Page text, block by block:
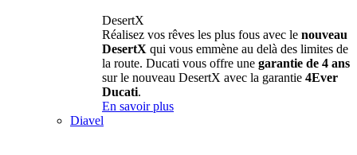
DesertX
Réalisez vos rêves les plus fous avec le nouveau
DesertX qui vous emmène au delà des limites de
la route. Ducati vous offre une garantie de 4 ans
sur le nouveau DesertX avec la garantie 4Ever
Ducati.
En savoir plus
Diavel